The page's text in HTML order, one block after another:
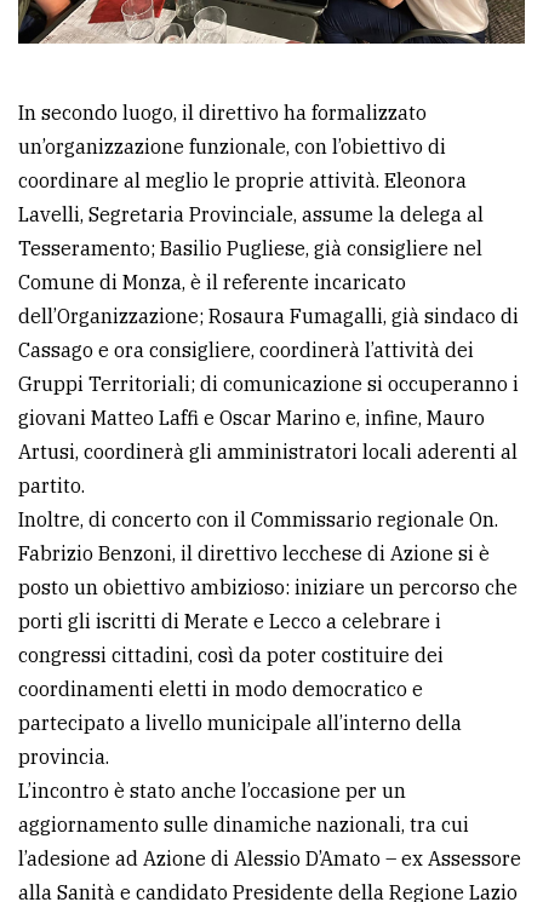
In secondo luogo, il direttivo ha formalizzato
un’organizzazione funzionale, con l’obiettivo di
coordinare al meglio le proprie attività. Eleonora
Lavelli, Segretaria Provinciale, assume la delega al
Tesseramento; Basilio Pugliese, già consigliere nel
Comune di Monza, è il referente incaricato
dell’Organizzazione; Rosaura Fumagalli, già sindaco di
Cassago e ora consigliere, coordinerà l’attività dei
Gruppi Territoriali; di comunicazione si occuperanno i
giovani Matteo Laffi e Oscar Marino e, infine, Mauro
Artusi, coordinerà gli amministratori locali aderenti al
partito.
Inoltre, di concerto con il Commissario regionale On.
Fabrizio Benzoni, il direttivo lecchese di Azione si è
posto un obiettivo ambizioso: iniziare un percorso che
porti gli iscritti di Merate e Lecco a celebrare i
congressi cittadini, così da poter costituire dei
coordinamenti eletti in modo democratico e
partecipato a livello municipale all’interno della
provincia.
L’incontro è stato anche l’occasione per un
aggiornamento sulle dinamiche nazionali, tra cui
l’adesione ad Azione di Alessio D’Amato – ex Assessore
alla Sanità e candidato Presidente della Regione Lazio